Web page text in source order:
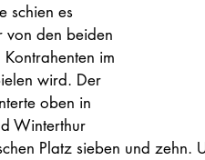
schien es
von den beiden
im
wird. Der
oben in
Winterthur
Platz sieben und zehn.